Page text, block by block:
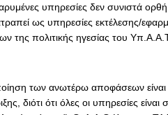
υπηρεσίες δεν συνιστά ορθή
ως υπηρεσίες εκτέλεσης/
της πολιτικής ηγεσίας του
των ανωτέρω αποφάσεων είναι
διότι ότι όλες οι υπηρεσίες είναι